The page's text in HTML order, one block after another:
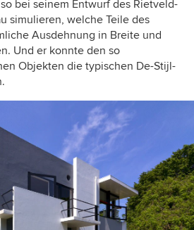
bei seinem Entwurf des Rietveld-
simulieren, welche Teile des
Ausdehnung in Breite und
Und er konnte den so
Objekten die typischen De-Stijl-